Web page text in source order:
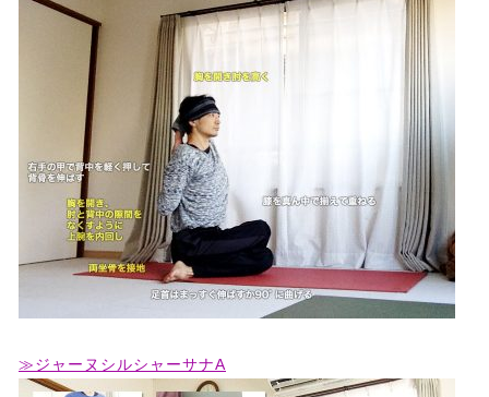
≫ジャーヌシルシャーサナA